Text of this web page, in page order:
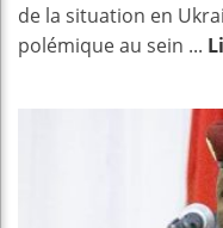
de la situation en
polémique au sein ...